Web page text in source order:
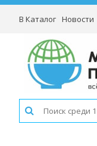
В Каталог Новости